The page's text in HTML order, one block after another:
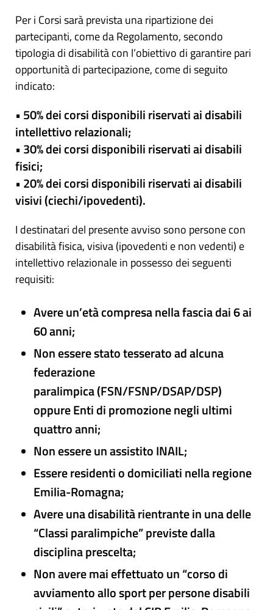
Per i Corsi sarà prevista una ripartizione dei
partecipanti, come da Regolamento, secondo
tipologia di disabilità con l’obiettivo di garantire pari
opportunità di partecipazione, come di seguito
indicato:
• 50% dei corsi disponibili riservati ai disabili
intellettivo relazionali;
• 30% dei corsi disponibili riservati ai disabili
fisici;
• 20% dei corsi disponibili riservati ai disabili
visivi (ciechi/ipovedenti).
I destinatari del presente avviso sono persone con
disabilità fisica, visiva (ipovedenti e non vedenti) e
intellettivo relazionale in possesso dei seguenti
requisiti:
Avere un’età compresa nella fascia dai 6 ai
60 anni;
Non essere stato tesserato ad alcuna
federazione
paralimpica (FSN/FSNP/DSAP/DSP)
oppure Enti di promozione negli ultimi
quattro anni;
Non essere un assistito INAIL;
Essere residenti o domiciliati nella regione
Emilia-Romagna;
Avere una disabilità rientrante in una delle
“Classi paralimpiche” previste dalla
disciplina prescelta;
Non avere mai effettuato un “corso di
avviamento allo sport per persone disabili